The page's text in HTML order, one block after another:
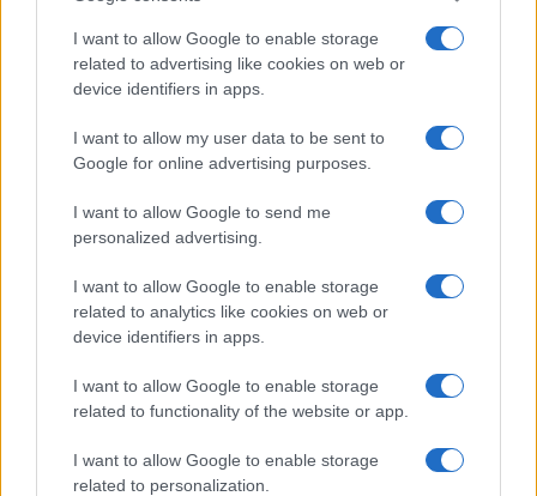
I want to allow Google to enable storage
related to advertising like cookies on web or
device identifiers in apps.
I want to allow my user data to be sent to
Google for online advertising purposes.
I want to allow Google to send me
personalized advertising.
I want to allow Google to enable storage
related to analytics like cookies on web or
device identifiers in apps.
I want to allow Google to enable storage
related to functionality of the website or app.
I want to allow Google to enable storage
related to personalization.
Sri Lanka: itinerari tra spiritualità, architettura e
spiagge paradisiache
Matteo Pellegrino · 8 Ago 2026
ALIMENTAZIONE